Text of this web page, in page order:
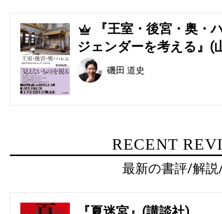
5
『王室・後宮・奥・
ジェンダーを考える』(
磯田 道史
RECENT
最新の書評/解